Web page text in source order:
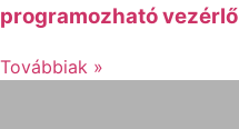
programozható vezérlő
Továbbiak »